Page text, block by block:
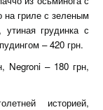
на гриле с зеленым
грудинка с
– 420 грн.
Negroni – 180 грн,
историей,